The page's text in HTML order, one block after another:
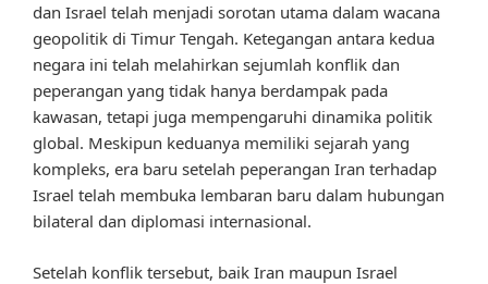
dan Israel telah menjadi sorotan utama dalam wacana
geopolitik di Timur Tengah. Ketegangan antara kedua
negara ini telah melahirkan sejumlah konflik dan
peperangan yang tidak hanya berdampak pada
kawasan, tetapi juga mempengaruhi dinamika politik
global. Meskipun keduanya memiliki sejarah yang
kompleks, era baru setelah peperangan Iran terhadap
Israel telah membuka lembaran baru dalam hubungan
bilateral dan diplomasi internasional.
Setelah konflik tersebut, baik Iran maupun Israel